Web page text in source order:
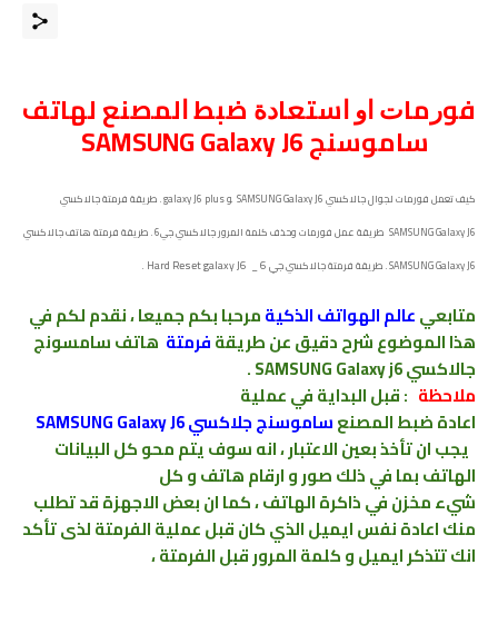
ﻓﻮﺭﻣﺎﺕ ﺍﻭ ﺍﺳﺘﻌﺎﺩﺓ ﺿﺒﻂ ﺍﻟﻤﺼﻨﻊ ﻟﻬﺎﺗﻒ
ﺳﺎﻣﻮﺳﻨﺞ SAMSUNG Galaxy J6
كيف تعمل فورمات لجوال جالاكسي SAMSUNG Galaxy J6 ﻮ galaxy J6 plus . طريقة فرمتة جالاكسي
SAMSUNG Galaxy J6 ﻃﺮﻳﻘﺔ عمل فورمات وحذف كلمة المرور جالاكسي جي6 . طريقة فرمتة هاتف جالاكسي
SAMSUNG Galaxy J6 . طريقة فرمتة جالاكسيجي 6 _ Hard Reset galaxy J6 .
متابعيعالم الهواتف الذكيةمرحبا بكمجميعا ، نقدم لكم في
هذا الموضوع شرح دقيق عن طريقةفرمتة هاتف سامسونج
جالاكسي SAMSUNG Galaxy j6 .
ملاحظة : قبل البداية في عملية
اعادةضبطالمصنعﺳﺎﻣﻮﺳﻨﺞ جلاكسي SAMSUNG Galaxy J6
يجب ان تأخذ بعين الاعتبار ، انه سوف يتم محو كل البيانات
الهاتف بمافي ذلك صور و ارقامهاتف و كل
شيءمخزنفيذاكرة الهاتف ، كما ان بعض الاجهزة قد تطلب
منك اعادة نفس ايميل الذي كان قبل عملية الفرمتة لذى تأكد
انك تتذكر ايميل و كلمة المرور قبل الفرمتة ،